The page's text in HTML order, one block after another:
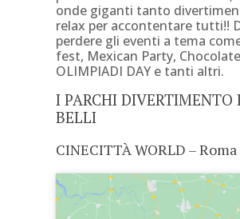
onde giganti tanto
relax per accontentare tutti!!
perdere gli eventi a tema
fest, Mexican Party,
OLIMPIADI DAY e tanti altri.
I PARCHI DIVERTIMENTO
BELLI
CINECITTÀ WORLD – Roma